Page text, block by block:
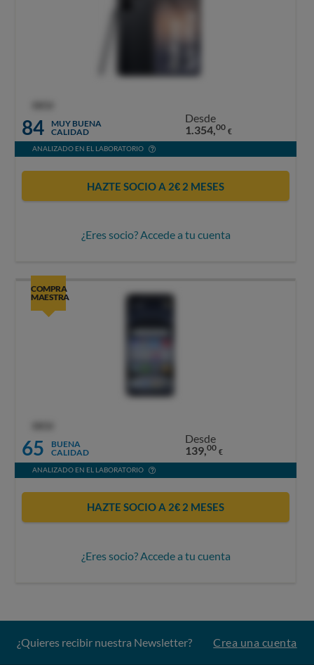
84
MUY BUENA
CALIDAD
Desde
1.354,00 €
ANALIZADO EN EL LABORATORIO
HAZTE SOCIO A 2€ 2 MESES
¿Eres socio? Accede a tu cuenta
COMPRA
MAESTRA
65
BUENA
CALIDAD
Desde
139,00 €
ANALIZADO EN EL LABORATORIO
HAZTE SOCIO A 2€ 2 MESES
¿Eres socio? Accede a tu cuenta
¿Quieres recibir nuestra Newsletter? Crea una cuenta